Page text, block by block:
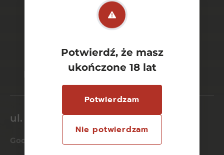
Potwierdź, że masz
ukończone 18 lat
Potwierdzam
Nie potwierdzam
bezpieczne
płatności online
szeroki wybór
asortymentu
ul. Dworcowa 26/6
Godziny otwarcia